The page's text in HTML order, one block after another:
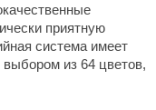
приятную
система имеет
из 64 цветов,